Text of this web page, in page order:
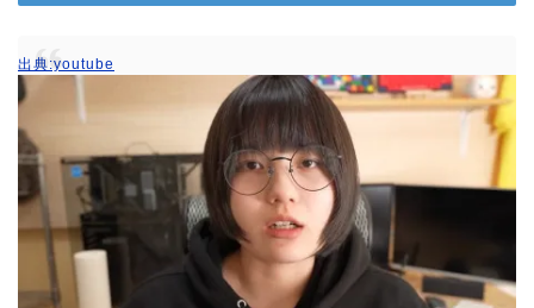
出典:youtube